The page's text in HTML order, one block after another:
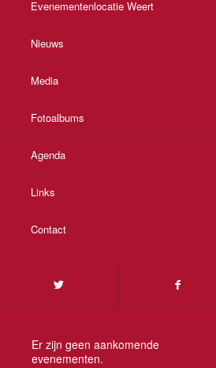
Evenementenlocatie Weert
Nieuws
Media
Fotoalbums
Agenda
Links
Contact
Er zijn geen aankomende
evenementen.